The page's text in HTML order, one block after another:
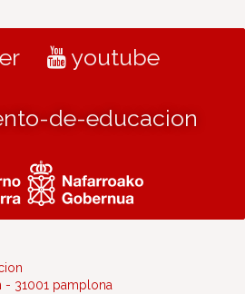
youtube
de-educacion
31001 pamplona